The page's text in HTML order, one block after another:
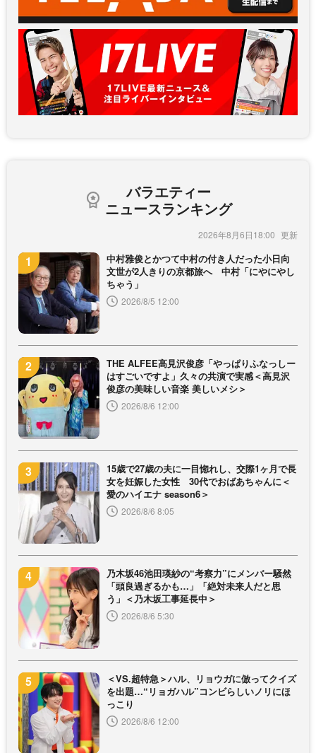
バラエティー
ニュースランキング
2026年8月6日18:00
中村雅俊とかつて中村の付き人だった小日向
文世が2人きりの京都旅へ 中村「にやにやし
ちゃう」
2026/8/5 12:00
THE ALFEE高見沢俊彦「やっぱりふなっしー
はすごいですよ」久々の共演で実感＜高見沢
俊彦の美味しい音楽 美しいメシ＞
2026/8/6 12:00
15歳で27歳の夫に一目惚れし、交際1ヶ月で長
女を妊娠した女性 30代でおばあちゃんに＜
愛のハイエナ season6＞
2026/8/6 8:05
乃木坂46池田瑛紗の“考察力”にメンバー騒然
「頭良過ぎるかも…」「絶対未来人だと思
う」＜乃木坂工事延長中＞
2026/8/6 5:30
＜VS.超特急＞ハル、リョウガに倣ってクイズ
を出題…“リョガハル”コンビらしいノリにほ
っこり
2026/8/6 12:00